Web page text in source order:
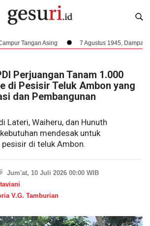
Asing 7 Agustus 1945, Dampak Krusial
Perjuangan Tanam 1.000
di Pesisir Teluk Ambon yang
dan Pembangunan
Lateri, Waiheru, dan Hunuth
mendesak untuk
di teluk Ambon.
Jum'at, 10 Juli 2026 00:00 WIB
V.G. Tamburian